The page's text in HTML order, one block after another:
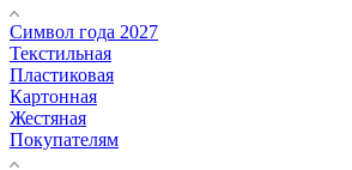
Символ года 2027
Текстильная
Пластиковая
Картонная
Жестяная
Покупателям